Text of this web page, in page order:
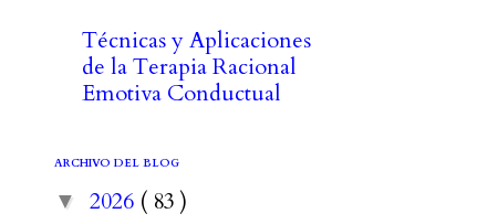
Técnicas y Aplicaciones
de la Terapia Racional
Emotiva Conductual
ARCHIVO DEL BLOG
▼ 2026 ( 83 )